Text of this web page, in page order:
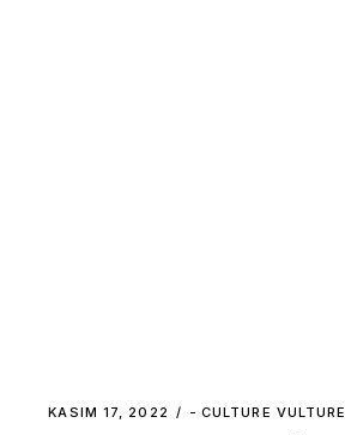
KASIM 17, 2022 - CULTURE VULTURE